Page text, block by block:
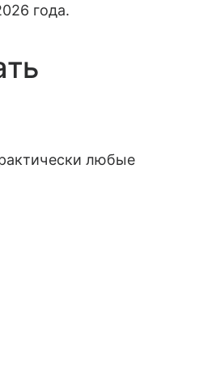
года.
любые